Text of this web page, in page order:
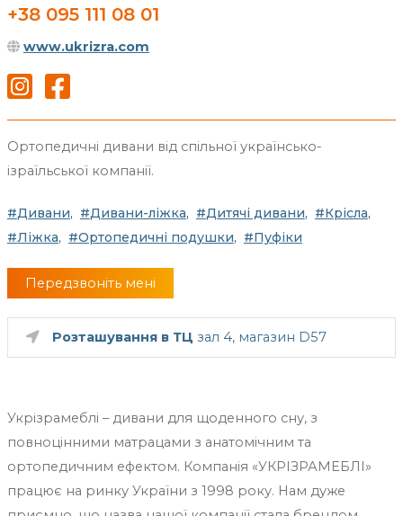
+38 095 111 08 01
www.ukrizra.com
Ортопедичні дивани від спільної українсько-
ізраїльської компанії.
Дивани Дивани-ліжка Дитячі дивани
Крісла
Ліжка
Ортопедичні подушки Пуфіки
Передзвоніть мені
Розташування в ТЦ зал 4, магазин D57
Укрізрамеблі – дивани для щоденного сну, з
повноцінними матрацами з анатомічним та
ортопедичним ефектом. Компанія «УКРІЗРАМЕБЛІ»
працює на ринку України з 1998 року. Нам дуже